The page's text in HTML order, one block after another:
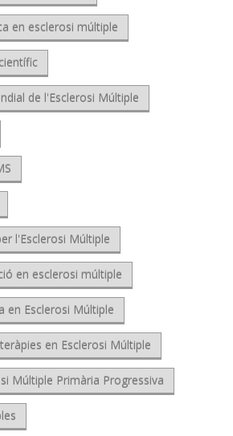
en esclerosi múltiple
de l'Esclerosi Múltiple
l'Esclerosi Múltiple
en esclerosi múltiple
en Esclerosi Múltiple
en Esclerosi Múltiple
Múltiple Primària Progressiva